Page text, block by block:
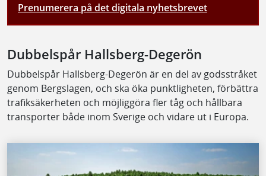
Prenumerera på det digitala nyhetsbrevet
Dubbelspår Hallsberg-Degerön
Dubbelspår Hallsberg-Degerön är en del av godsstråket
genom Bergslagen, och ska öka punktligheten, förbättra
trafiksäkerheten och möjliggöra fler tåg och hållbara
transporter både inom Sverige och vidare ut i Europa.